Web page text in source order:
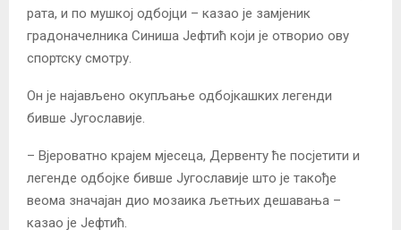
рата, и по мушкој одбојци – казао је замјеник
градоначелника Синиша Јефтић који је отворио ову
спортску смотру.
Он је најављено окупљање одбојкашких легенди
бивше Југославије.
– Вјероватно крајем мјесеца, Дервенту ће посјетити и
легенде одбојке бивше Југославије што је такође
веома значајан дио мозаика љетњих дешавања –
казао је Јефтић.